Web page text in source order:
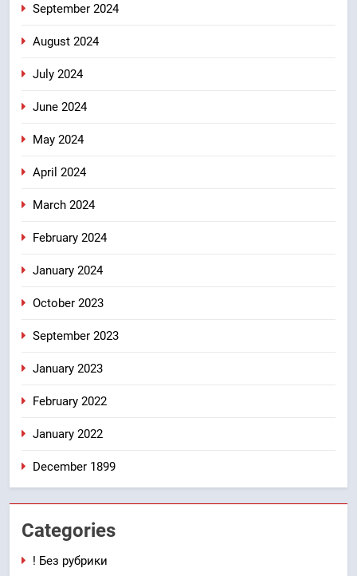
September 2024
August 2024
July 2024
June 2024
May 2024
April 2024
March 2024
February 2024
January 2024
October 2023
September 2023
January 2023
February 2022
January 2022
December 1899
Categories
! Без рубрики